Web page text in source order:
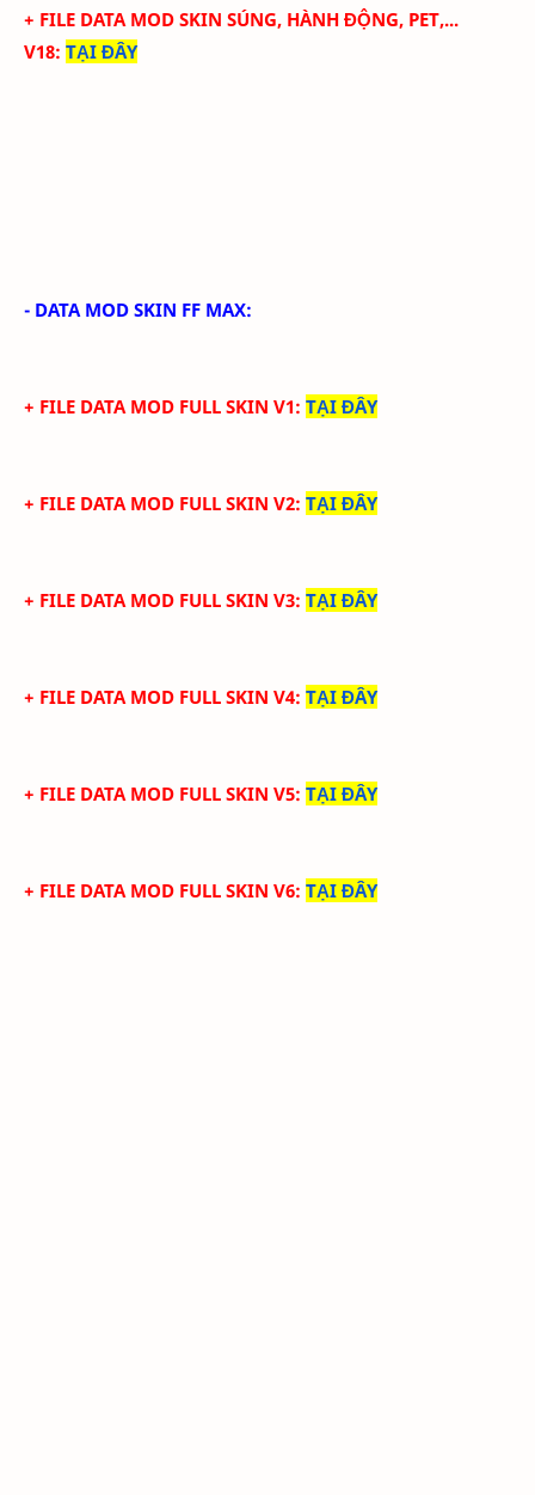
+ FILE DATA MOD SKIN SÚNG, HÀNH ĐỘNG, PET,...
V18: TẠI ĐÂY
- DATA MOD SKIN FF MAX:
+ FILE DATA MOD FULL SKIN V1: TẠI ĐÂY
+ FILE DATA MOD FULL SKIN V2: TẠI ĐÂY
+ FILE DATA MOD FULL SKIN V3: TẠI ĐÂY
+ FILE DATA MOD FULL SKIN V4: TẠI ĐÂY
+ FILE DATA MOD FULL SKIN V5: TẠI ĐÂY
+ FILE DATA MOD FULL SKIN V6: TẠI ĐÂY